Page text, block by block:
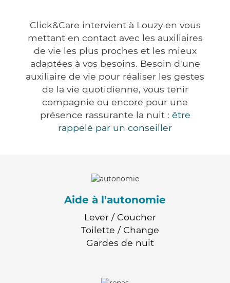
Click&Care intervient à Louzy en vous
mettant en contact avec les auxiliaires
de vie les plus proches et les mieux
adaptées à vos besoins. Besoin d'une
auxiliaire de vie pour réaliser les gestes
de la vie quotidienne, vous tenir
compagnie ou encore pour une
présence rassurante la nuit : être
rappelé par un conseiller
Aide à l'autonomie
Lever / Coucher
Toilette / Change
Gardes de nuit